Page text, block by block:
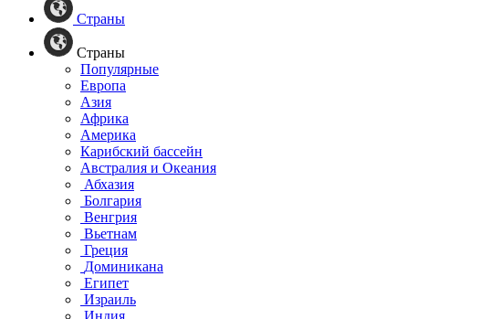
Страны
Страны
Популярные
Европа
Азия
Африка
Америка
Карибский бассейн
Австралия и Океания
Абхазия
Болгария
Венгрия
Вьетнам
Греция
Доминикана
Египет
Израиль
Индия